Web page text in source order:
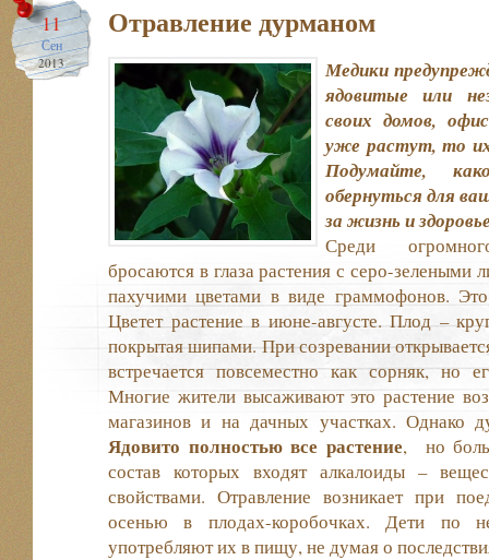
11
Сен
2013
Отравление дурманом
Медики
ядовитые или
своих домов,
уже растут, то
Подумайте,
обернуться для
за жизнь и
Среди
бросаются в глаза растения с серо-
пахучими цветами в виде граммофонов.
Цветет растение в июне-августе. Плод –
покрытая шипами. При созревании
встречается повсеместно как сорняк, но
Многие жители высаживают это растение
магазинов и на дачных участках. Однако
Ядовито полностью все растение, но
состав которых входят алкалоиды –
свойствами. Отравление возникает при
осенью в плодах-коробочках. Дети по
употребляют их в пищу, не думая о